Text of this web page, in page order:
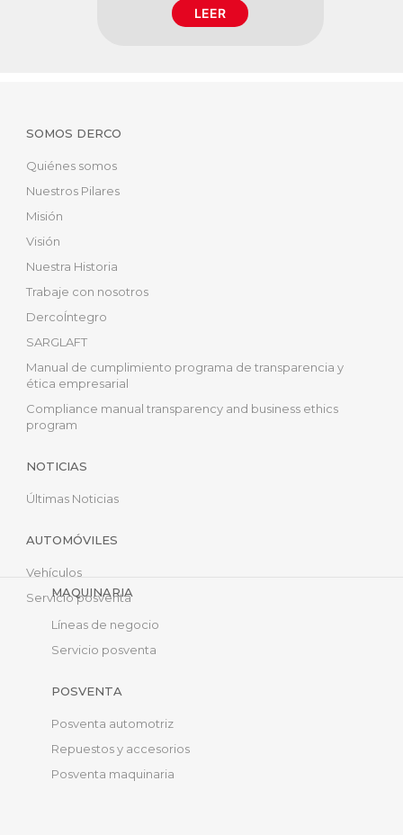
LEER
SOMOS DERCO
Quiénes somos
Nuestros Pilares
Misión
Visión
Nuestra Historia
Trabaje con nosotros
DercoÍntegro
SARGLAFT
Manual de cumplimiento programa de transparencia y
ética empresarial
Compliance manual transparency and business ethics
program
NOTICIAS
Últimas Noticias
AUTOMÓVILES
Vehículos
Servicio posventa
MAQUINARIA
Líneas de negocio
Servicio posventa
POSVENTA
Posventa automotriz
Repuestos y accesorios
Posventa maquinaria